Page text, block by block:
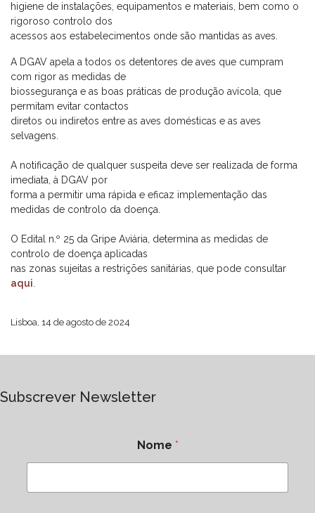
higiene de instalações, equipamentos e materiais, bem como o
rigoroso controlo dos
acessos aos estabelecimentos onde são mantidas as aves.
A DGAV apela a todos os detentores de aves que cumpram
com rigor as medidas de
biossegurança e as boas práticas de produção avícola, que
permitam evitar contactos
diretos ou indiretos entre as aves domésticas e as aves
selvagens.
A notificação de qualquer suspeita deve ser realizada de forma
imediata, à DGAV por
forma a permitir uma rápida e eficaz implementação das
medidas de controlo da doença.
O Edital n.º 25 da Gripe Aviária, determina as medidas de
controlo de doença aplicadas
nas zonas sujeitas a restrições sanitárias, que pode consultar
aqui
Lisboa, 14 de agosto de 2024
Subscrever Newsletter
Nome *